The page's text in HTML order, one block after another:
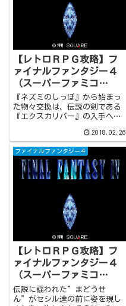
【レトロＲＰＧ攻略】フ
ァイナルファンタジー４
（スーパーファミコ
ン） オーディンの倒し
方
『ネズミのしっぽ』から始まっ
た物々交換は、伝説の剣である
『エクスカリバー』の入手へと
『バロンじょう』。『バロンじ
ょう』では幻獣・オーディンと
なったバロンおうと再会。オー
ディンが繰り出してくる『ざん
てつけん』は今でもトラウマで
2018.02.26
ファイナルファンタジー４
【レトロＲＰＧ攻略】フ
ァイナルファンタジー４
（スーパーファミコ
ン） エクスカリバーの
入手方法
伝説に謡われた”まどうせ
ん”がセシル達の前に姿を現し